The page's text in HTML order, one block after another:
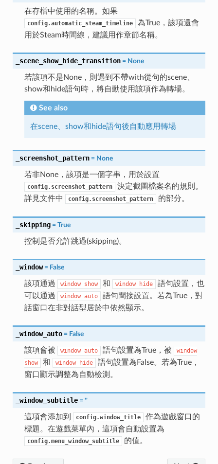
在存檔中使用的名稱。如果
config.automatic_steam_timeline
為True，該項還會
用於Steam時間線，建議用作章節名稱。
_scene_show_hide_transition = None
若該項不是None，則遇到不帶with從句的scene、
show和hide語句時，將自動使用該項作為轉場。
See also
在scene、show和hide語句後自動應用轉場
_screenshot_pattern = None
若非None，該項是一個字串，用於設置
config.screenshot_pattern
決定截圖檔案名的規則。
詳見文件中
config.screenshot_pattern 的部分。
_skipping = True
控制是否允許跳過(skipping)。
_window = False
該項通過 window show 和 window hide
語句設置，也
可以通過
window auto
語句間接設置。若為True，對
話窗口在非對話型居於中依然顯示。
_window_auto = False
該項會被 window auto 語句設置為True，被
window
show
和 window hide
語句設置為False。若為True，
窗口顯示調整為自動檢測。
_window_subtitle = ''
這項會添加到 config.window_title
作為遊戲窗口的
標題。在遊戲菜單內，這項會自動設置為
config.menu_window_subtitle 的值。